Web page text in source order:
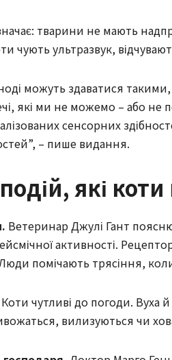
тварини не мають
чують ультразвук,
можуть здаватися
які ми не можемо – або не
сенсорних
– пише видання.
які
Ветеринар Джулі Гант
сейсмічної активності.
помічають трясіння,
Коти чутливі до погоди. Вуха
вилизуються чи